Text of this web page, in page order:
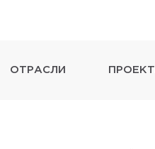
ОТРАСЛИ